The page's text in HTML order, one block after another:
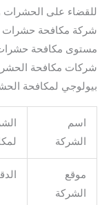
للقضاء على الحشرات
شركة مكافحة حشرات
مستوى مكافحة حشرات
شركات مكافحة
بيولوجي لمكافحة
اسم
الشركة
موقع
الشركة